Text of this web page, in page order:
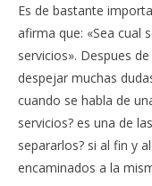
Es de bastante
afirma que: «Sea cual
servicios». Despues
despejar muchas
cuando se habla de
servicios? es una de
separarlos? si al fin y
encaminados a la